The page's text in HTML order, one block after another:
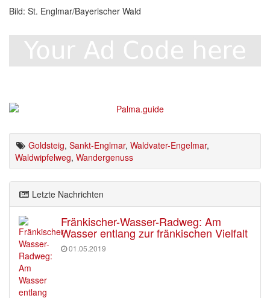
Bild: St. Englmar/Bayerischer Wald
Goldsteig, Sankt-Englmar, Waldvater-Engelmar,
Waldwipfelweg, Wandergenuss
Letzte Nachrichten
Fränkischer-Wasser-Radweg: Am
Wasser entlang zur fränkischen Vielfalt
01.05.2019